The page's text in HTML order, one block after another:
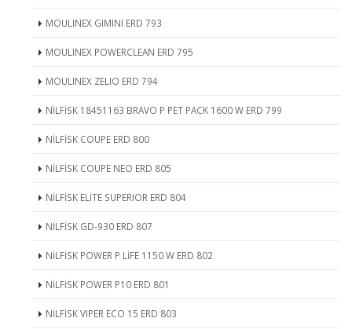
MOULINEX GIMINI ERD 793
MOULINEX POWERCLEAN ERD 795
MOULINEX ZELIO ERD 794
NİLFİSK 18451163 BRAVO P PET PACK 1600 W ERD 799
NİLFİSK COUPE ERD 800
NİLFİSK COUPE NEO ERD 805
NİLFİSK ELİTE SUPERIOR ERD 804
NİLFİSK GD-930 ERD 807
NİLFİSK POWER P LİFE 1150 W ERD 802
NİLFİSK POWER P10 ERD 801
NİLFİSK VIPER ECO 15 ERD 803